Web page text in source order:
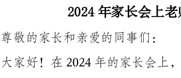
尊敬的家长和亲爱的同事们：
也祝贺大家的孩子们在过去的一年里取得的进步和成就。